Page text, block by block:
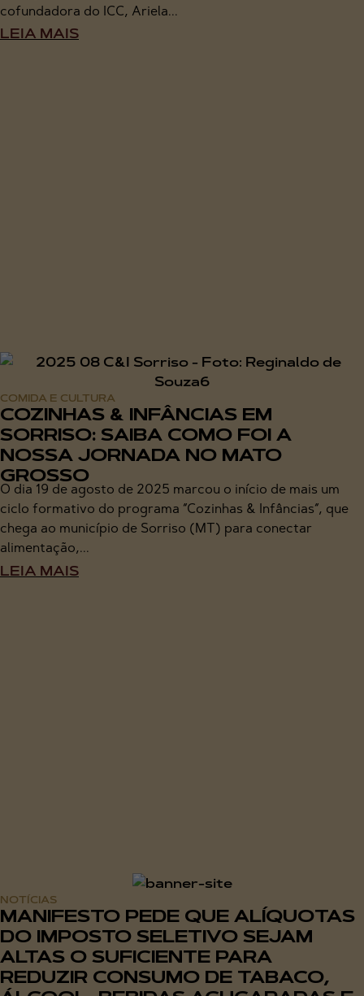
cofundadora do ICC, Ariela...
LEIA MAIS
COMIDA E CULTURA
COZINHAS & INFÂNCIAS EM
SORRISO: SAIBA COMO FOI A
NOSSA JORNADA NO MATO
GROSSO
O dia 19 de agosto de 2025 marcou o início de mais um
ciclo formativo do programa “Cozinhas & Infâncias“, que
chega ao município de Sorriso (MT) para conectar
alimentação,...
LEIA MAIS
NOTÍCIAS
MANIFESTO PEDE QUE ALÍQUOTAS
DO IMPOSTO SELETIVO SEJAM
ALTAS O SUFICIENTE PARA
REDUZIR CONSUMO DE TABACO,